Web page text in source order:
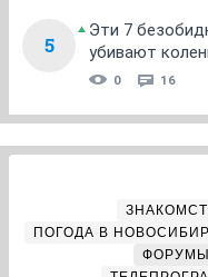
5
Эти 7
убивают
0 16
ПОГОДА В